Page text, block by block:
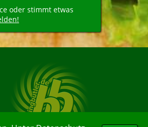
oder stimmt etwas